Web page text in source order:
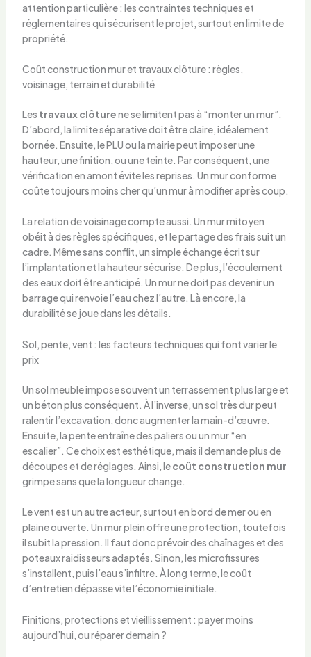
attention particulière : les contraintes techniques et
réglementaires qui sécurisent le projet, surtout en limite de
propriété.
Coût construction mur et travaux clôture : règles,
voisinage, terrain et durabilité
Les travaux clôturene se limitent pas à “monter un mur”.
D’abord, la limite séparative doit être claire, idéalement
bornée. Ensuite, le PLU ou la mairie peut imposer une
hauteur, une finition, ou une teinte. Par conséquent, une
vérification en amont évite les reprises. Un mur conforme
coûte toujours moins cher qu’un mur à modifier après coup.
La relation de voisinage compte aussi. Un mur mitoyen
obéit à des règles spécifiques, et le partage des frais suit un
cadre. Même sans conflit, un simple échange écrit sur
l’implantation et la hauteur sécurise. De plus, l’écoulement
des eaux doit être anticipé. Un mur ne doit pas devenir un
barrage qui renvoie l’eau chez l’autre. Là encore, la
durabilité se joue dans les détails.
Sol, pente, vent : les facteurs techniques qui font varier le
prix
Un sol meuble impose souvent un terrassement plus large et
un béton plus conséquent. À l’inverse, un sol très dur peut
ralentir l’excavation, donc augmenter la main-d’œuvre.
Ensuite, la pente entraîne des paliers ou un mur “en
escalier”. Ce choix est esthétique, mais il demande plus de
découpes et de réglages. Ainsi, lecoût construction mur
grimpe sans que la longueur change.
Le vent est un autre acteur, surtout en bord de mer ou en
plaine ouverte. Un mur plein offre une protection, toutefois
il subit la pression. Il faut donc prévoir des chaînages et des
poteaux raidisseurs adaptés. Sinon, les microfissures
s’installent, puis l’eau s’infiltre. À long terme, le coût
d’entretien dépasse vite l’économie initiale.
Finitions, protections et vieillissement : payer moins
aujourd’hui, ou réparer demain ?